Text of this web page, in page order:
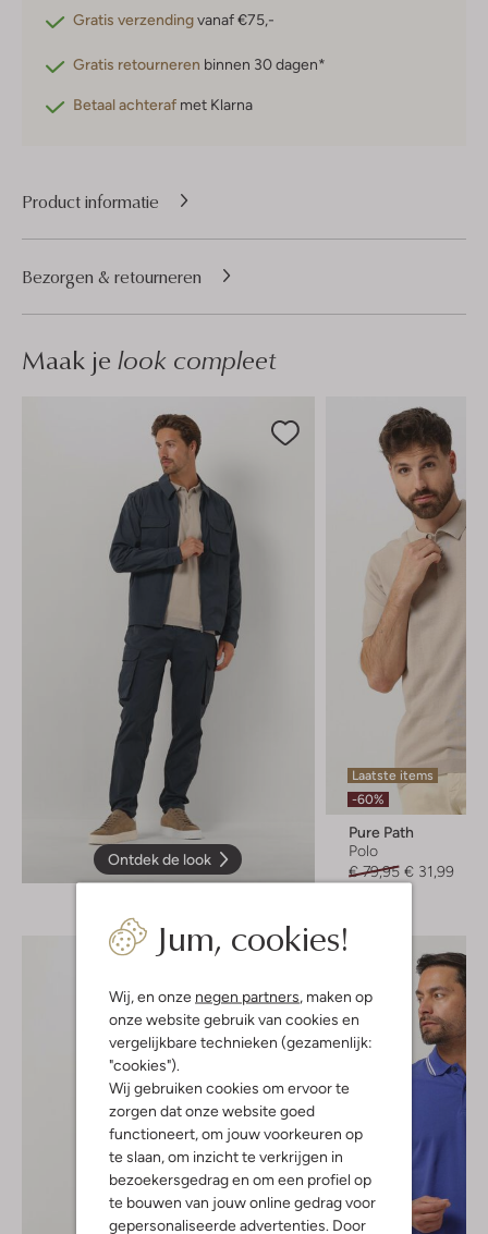
Jum, cookies!
Wij, en onze negen partners , maken op
onze website gebruik van cookies en
vergelijkbare technieken (gezamenlijk:
"cookies").
Wij gebruiken cookies om ervoor te
zorgen dat onze website goed
functioneert, om jouw voorkeuren op
te slaan, om inzicht te verkrijgen in
bezoekersgedrag en om een profiel op
te bouwen van jouw online gedrag voor
gepersonaliseerde advertenties. Door
Gratis verzendingvanaf €75,-
Gratis retourneren binnen 30 dagen*
Betaal achteraf met Klarna
Product informatie
Bezorgen & retourneren
Maak je look compleet
Ontdek de look
Laatste items
-60%
Pure Path
Polo
€ 79,95 € 31,99